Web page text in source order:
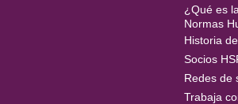
¿Qué es
Normas
Historia
Socios
Redes de
Trabaja